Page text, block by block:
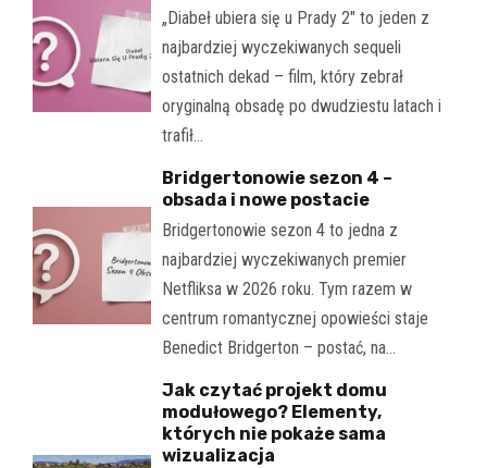
„Diabeł ubiera się u Prady 2" to jeden z
najbardziej wyczekiwanych sequeli
ostatnich dekad – film, który zebrał
oryginalną obsadę po dwudziestu latach i
trafił…
Bridgertonowie sezon 4 –
obsada i nowe postacie
Bridgertonowie sezon 4 to jedna z
najbardziej wyczekiwanych premier
Netfliksa w 2026 roku. Tym razem w
centrum romantycznej opowieści staje
Benedict Bridgerton – postać, na…
Jak czytać projekt domu
modułowego? Elementy,
których nie pokaże sama
wizualizacja